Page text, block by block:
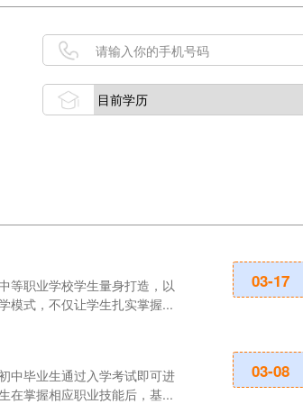
等职业学校学生量身打造，以
模式，不仅让学生扎实掌握...
03-17
中毕业生通过入学考试即可进
在掌握相应职业技能后，基...
03-08